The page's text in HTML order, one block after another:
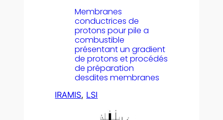
Membranes
conductrices de
protons pour pile a
combustible
présentant un gradient
de protons et procédés
de préparation
desdites membranes
IRAMIS, LSI